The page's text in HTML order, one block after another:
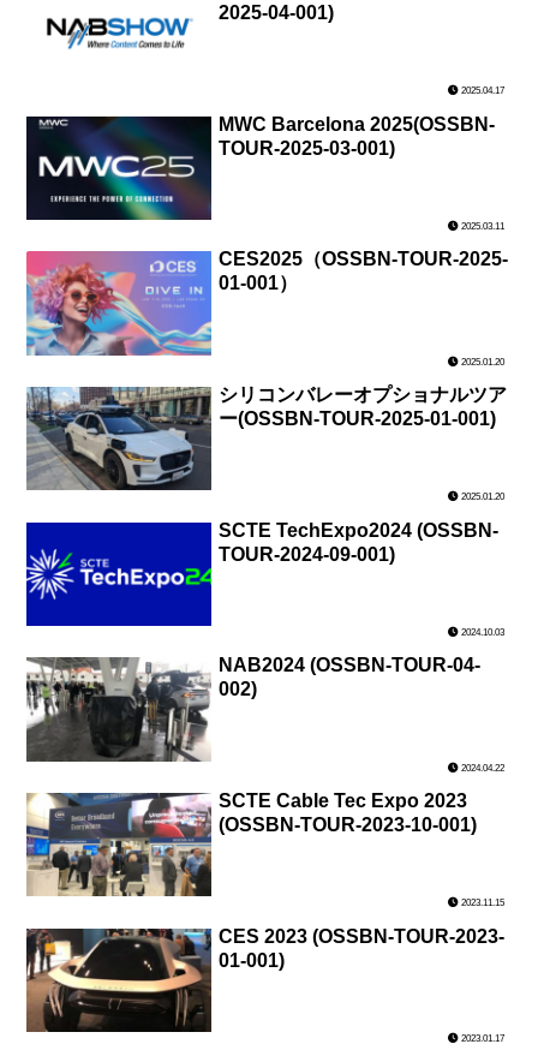
2025-04-001)
2025.04.17
MWC Barcelona 2025(OSSBN-
TOUR-2025-03-001)
2025.03.11
CES2025（OSSBN-TOUR-2025-
01-001）
2025.01.20
シリコンバレーオプショナルツア
ー(OSSBN-TOUR-2025-01-001)
2025.01.20
SCTE TechExpo2024 (OSSBN-
TOUR-2024-09-001)
2024.10.03
NAB2024 (OSSBN-TOUR-04-
002)
2024.04.22
SCTE Cable Tec Expo 2023
(OSSBN-TOUR-2023-10-001)
2023.11.15
CES 2023 (OSSBN-TOUR-2023-
01-001)
2023.01.17